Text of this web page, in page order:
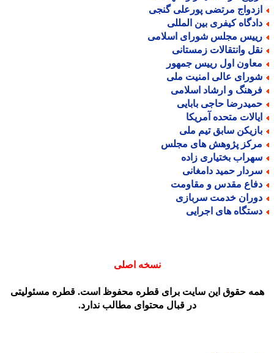
مرتضی پورعلی گنجی
کیفری بین المللی
مجلس شورای اسلامی
وانتقالات زمستانی
اول رییس جمهور
عالی امنیت ملی
و ارشاد اسلامی
حاجی بابایی
متحده آمریکا
سابق تیم ملی
پژوهش های مجلس
بختیاری زاده
حمید دامغانی
مقدس و مقاومت
خدمت سربازی
های اجرایی
نسخه اصلی
حقوق این سایت برای قطره محفوظ است. قطره مسئولیتی
در قبال محتوای مطالب ندارد.